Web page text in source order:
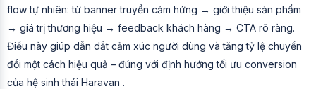
flow tự nhiên: từ banner truyền cảm hứng → giới thiệu sản phẩm
→ giá trị thương hiệu → feedback khách hàng → CTA rõ ràng.
Điều này giúp dẫn dắt cảm xúc người dùng và tăng tỷ lệ chuyển
đổi một cách hiệu quả – đúng với định hướng tối ưu conversion
của hệ sinh thái Haravan .